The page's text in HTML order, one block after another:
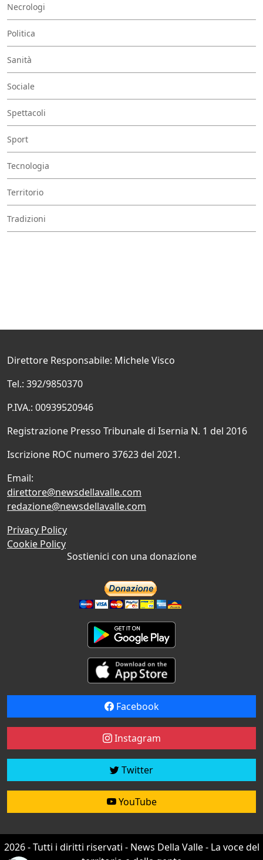
Necrologi
Politica
Sanità
Sociale
Spettacoli
Sport
Tecnologia
Territorio
Tradizioni
Direttore Responsabile: Michele Visco
Tel.: 392/9850370
P.IVA.: 00939520946
Registrazione Presso Tribunale di Isernia N. 1 del 2016
Iscrizione ROC numero 37623 del 2021.
Email:
direttore@newsdellavalle.com
redazione@newsdellavalle.com
Privacy Policy
Cookie Policy
Sostienici con una donazione
Facebook
Instagram
Twitter
YouTube
2026 - Tutti i diritti riservati - News Della Valle - La voce del